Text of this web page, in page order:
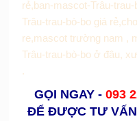
rẻ,ban-mascot-Trâu-
Trâu-trau-bò-bo giá
re,mascot trường nam ,
Trâu-trau-bò-bo ở đâu,
.
GỌI NGAY - 093
ĐỂ ĐƯỢC TƯ